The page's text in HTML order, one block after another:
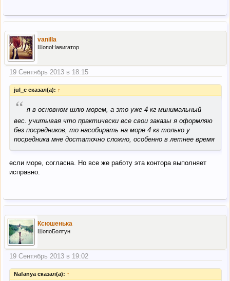
vanilla
ШопоНавигатор
19 Сентябрь 2013 в 18:15
jul_c сказал(а): ↑
“ я в основном шлю морем, а это уже 4 кг минимальный
вес. учитывая что практически все свои заказы я оформляю
без посредников, то насобирать на море 4 кг только у
посредника мне достаточно сложно, особенно в летнее время
если море, согласна. Но все же работу эта контора выполняет
исправно.
Ксюшенька
ШопоБолтун
19 Сентябрь 2013 в 19:02
Nafanya сказал(а): ↑